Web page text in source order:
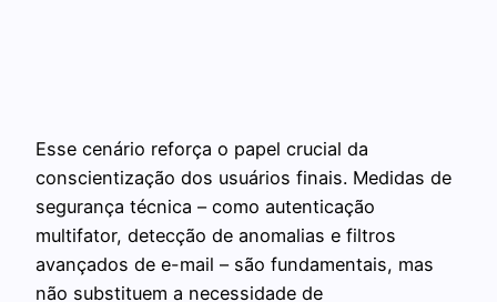
Esse cenário reforça o papel crucial da
conscientização dos usuários finais. Medidas de
segurança técnica – como autenticação
multifator, detecção de anomalias e filtros
avançados de e-mail – são fundamentais, mas
não substituem a necessidade de